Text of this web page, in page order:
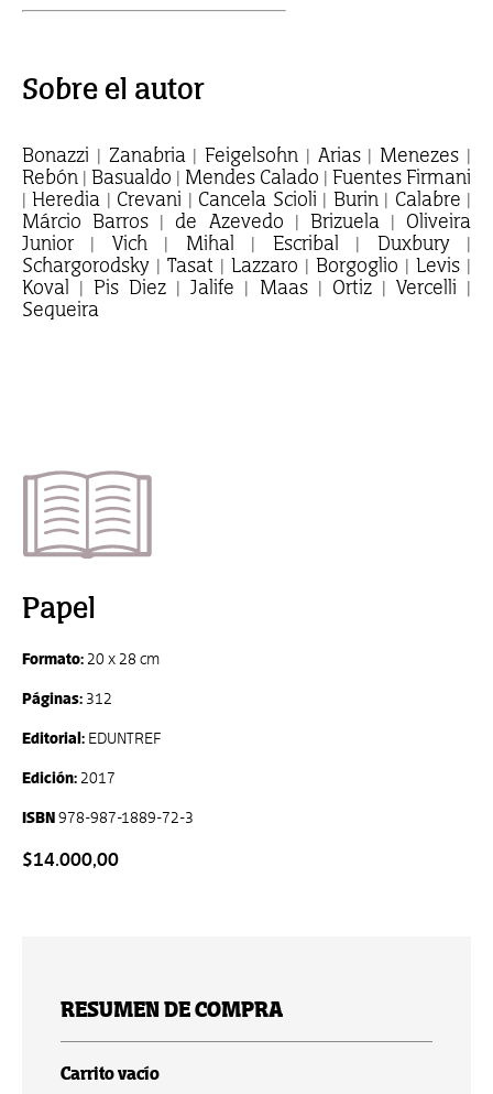
Sobre el autor
Bonazzi | Zanabria | Feigelsohn | Arias | Menezes |
Rebón | Basualdo | Mendes Calado | Fuentes Firmani
| Heredia | Crevani | Cancela Scioli | Burin | Calabre |
Márcio Barros | de Azevedo | Brizuela | Oliveira
Junior | Vich | Mihal | Escribal | Duxbury |
Schargorodsky | Tasat | Lazzaro | Borgoglio | Levis |
Koval | Pis Diez | Jalife | Maas | Ortiz | Vercelli |
Sequeira
Papel
Formato: 20 x 28 cm
Páginas: 312
Editorial: EDUNTREF
Edición: 2017
ISBN978-987-1889-72-3
$14.000,00
RESUMEN DE COMPRA
Carrito vacío